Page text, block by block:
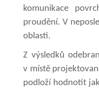
komunikace
proudění. V
oblasti.
Z výsledků
v místě
podloží hodnotit